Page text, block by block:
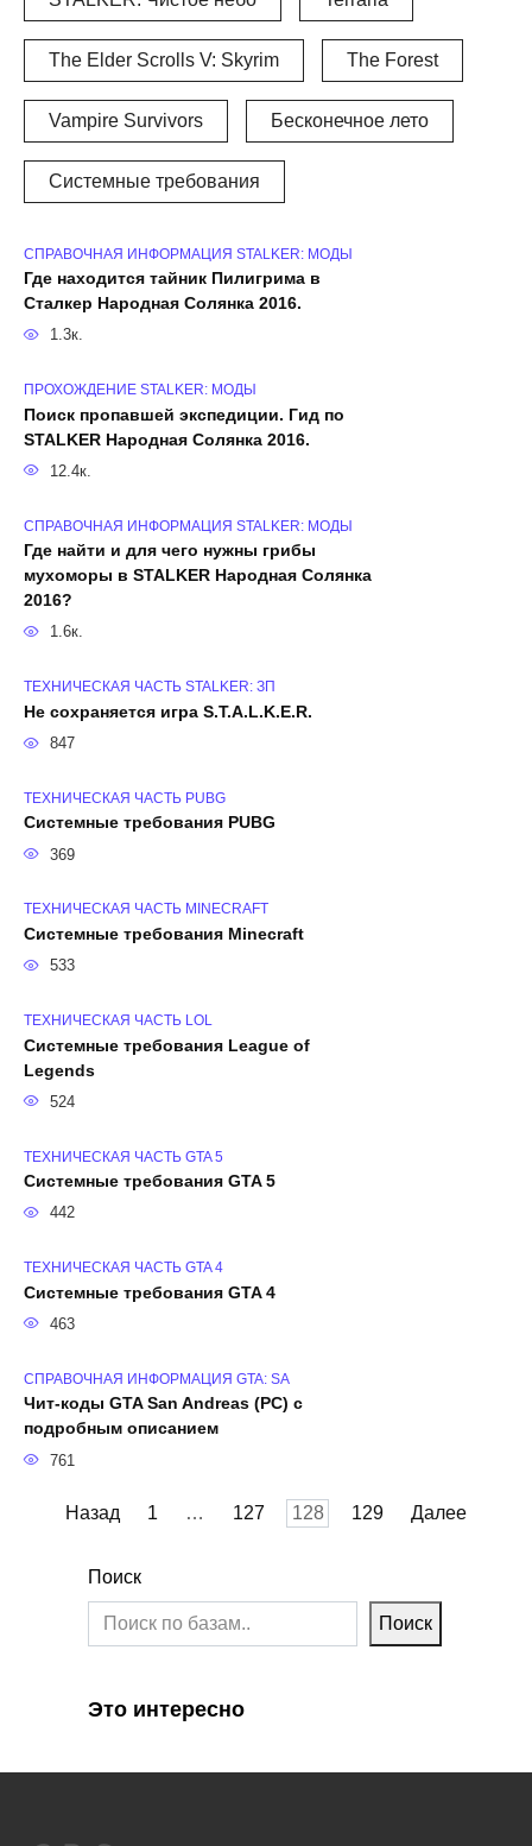
The Elder Scrolls V: Skyrim The Forest
Vampire Survivors Бесконечное лето
Системные требования
СПРАВОЧНАЯ ИНФОРМАЦИЯ STALKER: МОДЫ
Где находится тайник Пилигрима в
Сталкер Народная Солянка 2016.
1.3к.
ПРОХОЖДЕНИЕ STALKER: МОДЫ
Поиск пропавшей экспедиции. Гид по
STALKER Народная Солянка 2016.
12.4к.
СПРАВОЧНАЯ ИНФОРМАЦИЯ STALKER: МОДЫ
Где найти и для чего нужны грибы
мухоморы в STALKER Народная Солянка
2016?
1.6к.
ТЕХНИЧЕСКАЯ ЧАСТЬ STALKER: ЗП
Не сохраняется игра S.T.A.L.K.E.R.
847
ТЕХНИЧЕСКАЯ ЧАСТЬ PUBG
Системные требования PUBG
369
ТЕХНИЧЕСКАЯ ЧАСТЬ MINECRAFT
Системные требования Minecraft
533
ТЕХНИЧЕСКАЯ ЧАСТЬ LOL
Системные требования League of
Legends
524
ТЕХНИЧЕСКАЯ ЧАСТЬ GTA 5
Системные требования GTA 5
442
ТЕХНИЧЕСКАЯ ЧАСТЬ GTA 4
Системные требования GTA 4
463
СПРАВОЧНАЯ ИНФОРМАЦИЯ GTA: SA
Чит-коды GTA San Andreas (PC) с
подробным описанием
761
Пагинация
Назад 1 … 127 128 129 Далее
Поиск
Поиск
Это интересно